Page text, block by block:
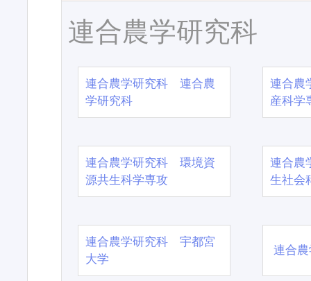
連合農学研究科
連合農学研究科 連合農
学研究科
連合農
産科学
連合農学研究科 環境資
源共生科学専攻
連合農
生社会
連合農学研究科 宇都宮
大学
連合